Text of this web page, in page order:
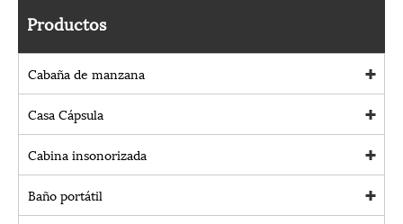
Productos
Cabaña de manzana
Casa Cápsula
Cabina insonorizada
Baño portátil